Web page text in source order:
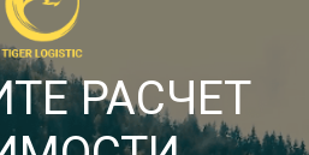
Тарифы
РАСЧЕТ